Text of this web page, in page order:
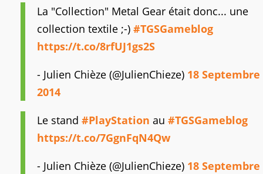
La "Collection" Metal Gear était donc... une
collection textile ;-) #TGSGameblog
https://t.co/8rfUJ1gs2S
- Julien Chièze (@JulienChieze) 18 Septembre
2014
Le stand #PlayStation au #TGSGameblog
https://t.co/7GgnFqN4Qw
- Julien Chièze (@JulienChieze) 18 Septembre